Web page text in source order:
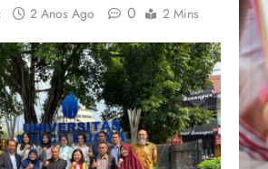
2 Anos Ago 0 2 Mins